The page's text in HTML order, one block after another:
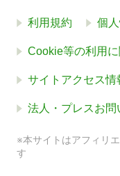
利用規約 個
Cookie等の利用
サイトアクセス情
法人・プレスお問
※本サイトはアフィリ
す